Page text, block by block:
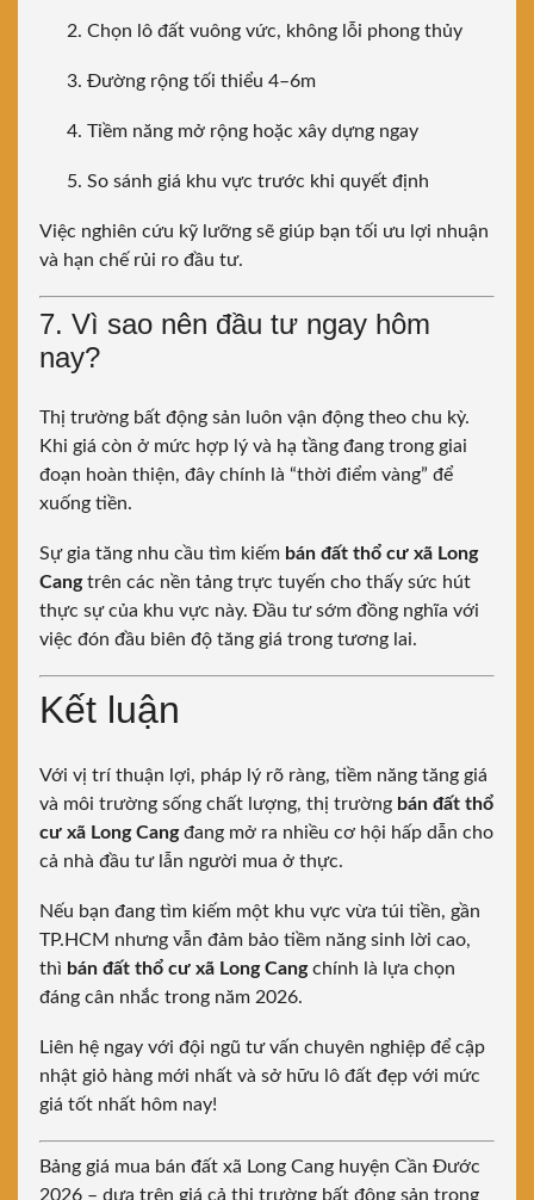
Chọn lô đất vuông vức, không lỗi phong thủy
Đường rộng tối thiểu 4–6m
Tiềm năng mở rộng hoặc xây dựng ngay
So sánh giá khu vực trước khi quyết định
Việc nghiên cứu kỹ lưỡng sẽ giúp bạn tối ưu lợi nhuận
và hạn chế rủi ro đầu tư.
7. Vì sao nên đầu tư ngay hôm
nay?
Thị trường bất động sản luôn vận động theo chu kỳ.
Khi giá còn ở mức hợp lý và hạ tầng đang trong giai
đoạn hoàn thiện, đây chính là “thời điểm vàng” để
xuống tiền.
Sự gia tăng nhu cầu tìm kiếm bán đất thổ cư xã Long
Cangtrên các nền tảng trực tuyến cho thấy sức hút
thực sự của khu vực này. Đầu tư sớm đồng nghĩa với
việc đón đầu biên độ tăng giá trong tương lai.
Kết luận
Với vị trí thuận lợi, pháp lý rõ ràng, tiềm năng tăng giá
và môi trường sống chất lượng, thị trường bán đất thổ
cư xã Long Cangđang mở ra nhiều cơ hội hấp dẫn cho
cả nhà đầu tư lẫn người mua ở thực.
Nếu bạn đang tìm kiếm một khu vực vừa túi tiền, gần
TP.HCM nhưng vẫn đảm bảo tiềm năng sinh lời cao,
thì bán đất thổ cư xã Long Cangchính là lựa chọn
đáng cân nhắc trong năm 2026.
Liên hệ ngay với đội ngũ tư vấn chuyên nghiệp để cập
nhật giỏ hàng mới nhất và sở hữu lô đất đẹp với mức
giá tốt nhất hôm nay!
Bảng giá mua bán đất xã Long Cang huyện Cần Đước
2026 – dựa trên giá cả thị trường bất động sản trong